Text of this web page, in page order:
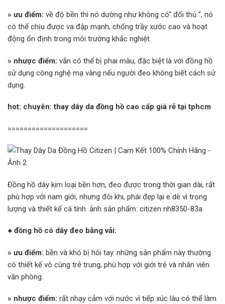
» ưu điểm: về độ bền thì nó dường như không có“ đối thủ ”, nó
có thể chịu được va đập mạnh, chống trầy xước cao và hoạt
động ổn định trong môi trường khắc nghiệt.
» nhược điểm: vẫn có thể bị phai màu, đặc biệt là với đồng hồ
sử dụng công nghệ mạ vàng nếu người đeo không biết cách sử
dụng.
hot: chuyên: thay dây da đồng hồ cao cấp giá rẻ tại tphcm
====================
Đồng hồ dây kim loại bền hơn, đeo được trong thời gian dài, rất
phù hợp với nam giới, nhưng đôi khi, phái đẹp lại e dè vì trọng
lượng và thiết kế cá tính. ảnh sản phẩm: citizen nh8350-83a
● đồng hồ có dây đeo bằng vải:
» ưu điểm: bền và khó bị hôi tay. những sản phẩm này thường
có thiết kế vô cùng trẻ trung, phù hợp với giới trẻ và nhân viên
văn phòng.
» nhược điểm: rất nhạy cảm với nước vì tiếp xúc lâu có thể làm